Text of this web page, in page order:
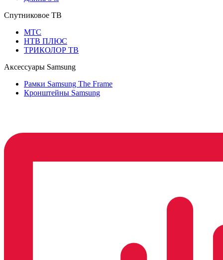
Спутниковое ТВ
МТС
НТВ ПЛЮС
ТРИКОЛОР ТВ
Аксессуары Samsung
Рамки Samsung The Frame
Кронштейны Samsung